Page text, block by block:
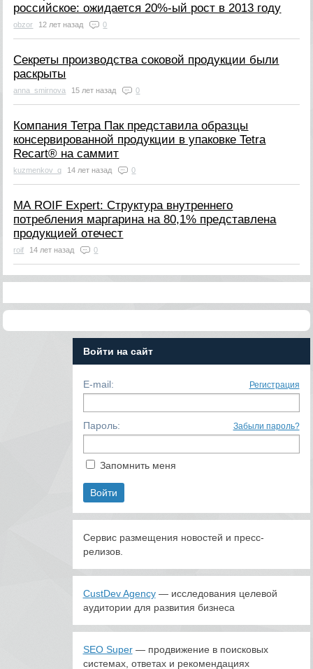
российское: ожидается 20%-ый рост в 2013 году
obzor 12 лет назад 0
Секреты производства соковой продукции были
раскрыты
anna_smirnova 15 лет назад 0
Компания Тетра Пак представила образцы
консервированной продукции в упаковке Tetra
Recart® на саммит
kuzmenkov_q 14 лет назад 0
МА ROIF Expert: Структура внутреннего
потребления маргарина на 80,1% представлена
продукцией отечест
roif 14 лет назад 0
Войти на сайт
E-mail: Регистрация
Пароль: Забыли пароль?
Запомнить меня
Сервис размещения новостей и пресс-
релизов.
CustDev Agency— исследования целевой
аудитории для развития бизнеса
SEO Super— продвижение в поисковых
системах, ответах и рекомендациях